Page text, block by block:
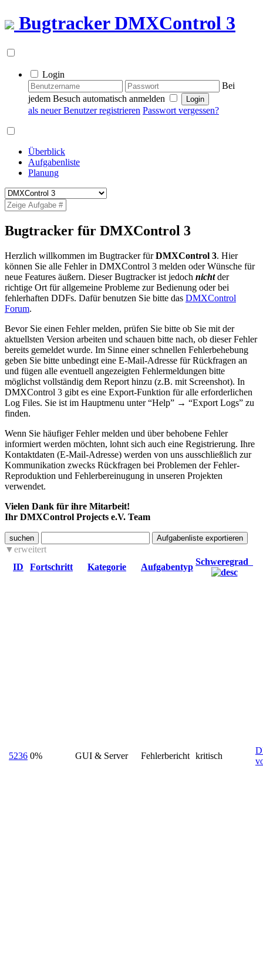
BugtrackerDMXControl 3
Login
Bei
jedem Besuch automatisch anmelden
als neuer Benutzer registrieren Passwort vergessen?
Überblick
Aufgabenliste
Planung
Bugtracker für DMXControl 3
Herzlich willkommen im Bugtracker fürDMXControl 3. Hier
können Sie alle Fehler in DMXControl 3 melden oder Wünsche für
neue Features äußern. Dieser Bugtracker ist jedoch nichtder
richtige Ort für allgemeine Probleme zur Bedienung oder bei
fehlerhaften DDFs. Dafür benutzen Sie bitte das DMXControl
Forum.
Bevor Sie einen Fehler melden, prüfen Sie bitte ob Sie mit der
aktuellsten Version arbeiten und schauen bitte nach, ob dieser Fehler
bereits gemeldet wurde. Im Sinne einer schnellen Fehlerbehebung
geben Sie bitte unbedingt eine E-Mail-Adresse für Rückfragen an
und fügen alle eventuell angezeigten Fehlermeldungen bitte
möglichst vollständig dem Report hinzu (z.B. mit Screenshot). In
DMXControl 3 gibt es eine Export-Funktion für alle erforderlichen
Log Files. Sie ist im Hauptmenu unter “Help” → “Export Logs” zu
finden.
Wenn Sie häufiger Fehler melden und über behobene Fehler
informiert werden möchten, lohnt sich auch eine Registrierung. Ihre
Kontaktdaten (E-Mail-Adresse) werden von uns ausschließlich zur
Kommunikation zwecks Rückfragen bei Problemen der Fehler-
Reproduktion und Fehlerbereinugung in unseren Projekten
verwendet.
Vielen Dank für ihre Mitarbeit!
Ihr DMXControl Projects e.V. Team
suchen
erweitert
ID
Fortschritt Kategorie Aufgabentyp
Schweregrad
5236 0% GUI & Server Fehlerbericht kritisch